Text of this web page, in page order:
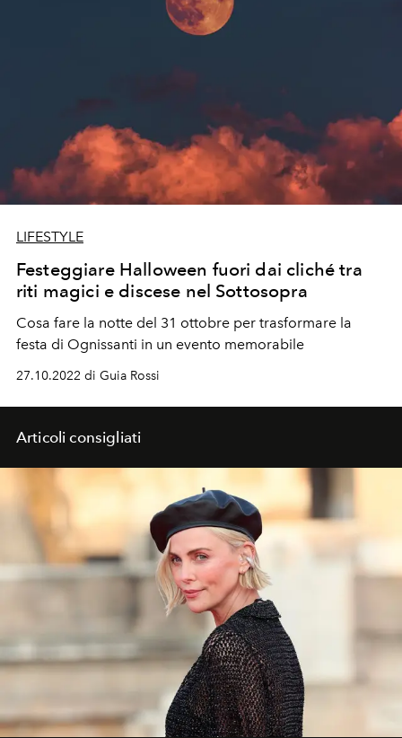
LIFESTYLE
Festeggiare Halloween fuori dai cliché tra
riti magici e discese nel Sottosopra
Cosa fare la notte del 31 ottobre per trasformare la
festa di Ognissanti in un evento memorabile
27.10.2022 di Guia Rossi
Articoli consigliati